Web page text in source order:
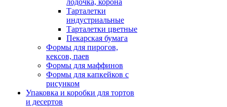
Тарталетки
индустриальные
Тарталетки цветные
Пекарская бумага
Формы для пирогов,
кексов, паев
Формы для маффинов
Формы для капкейков с
рисунком
Упаковка и коробки для тортов
и десертов